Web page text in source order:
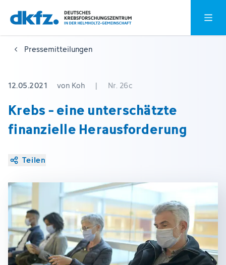
Zum
Hauptinhalt
springen
Zur
Fußzeile
springen
Pressemitteilungen
12.05.2021 von Koh | Nr. 26c
Krebs - eine unterschätzte
finanzielle Herausforderung
Teilen